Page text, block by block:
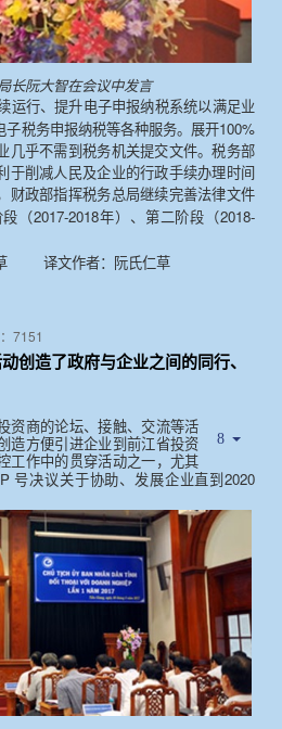
长阮大智在会议中发言
运行、提升电子申报纳税系统以满足业
子税务申报纳税等各种服务。展开100%
几乎不需到税务机关提交文件。税务部
于削减人民及企业的行政手续办理时间
财政部指挥税务总局继续完善法律文件
段（2017-2018年）、第二阶段（2018-
译文作者：阮氏仁草
7151
创造了政府与企业之间的同行、
资商的论坛、接触、交流等活
造方便引进企业到前江省投资
工作中的贯穿活动之一，尤其
号决议关于协助、发展企业直到2020